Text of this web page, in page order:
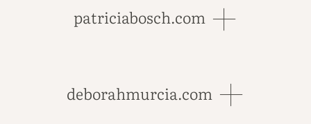
patriciabosch.com
deborahmurcia.com